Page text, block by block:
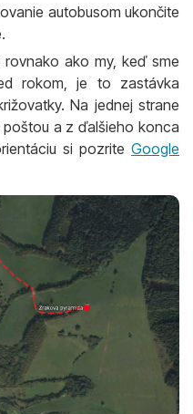
autobusom ukončite
ako my, keď sme
rokom, je to zastávka
Na jednej strane
a z ďalšieho konca
si pozrite Google